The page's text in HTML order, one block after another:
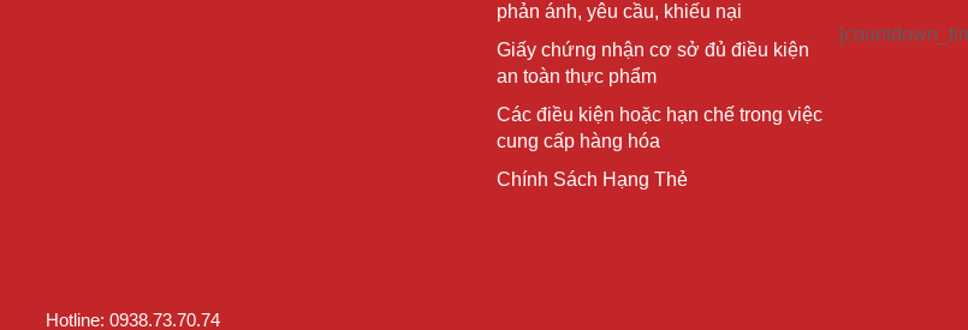
phản ánh, yêu cầu, khiếu nại
Giấy chứng nhận cơ sở đủ điều kiện
an toàn thực phẩm
Các điều kiện hoặc hạn chế trong việc
cung cấp hàng hóa
Chính Sách Hạng Thẻ
Hotline: 0938.73.70.74